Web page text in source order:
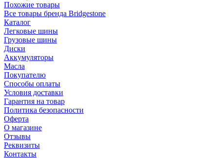
Похожие товары
Все товары бренда Bridgestone
Каталог
Легковые шины
Грузовые шины
Диски
Аккумуляторы
Масла
Покупателю
Способы оплаты
Условия доставки
Гарантия на товар
Политика безопасности
Оферта
О магазине
Отзывы
Реквизиты
Контакты